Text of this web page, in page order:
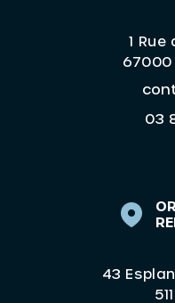
1 Rue
67000
03
43